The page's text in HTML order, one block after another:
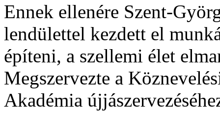
Ennek ellenére Szent-
lendülettel kezdett el
építeni, a szellemi élet
Megszervezte a
Akadémia